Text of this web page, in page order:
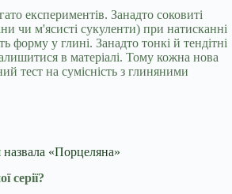
експериментів. Занадто соковиті
чи м'ясисті сукуленти) при натисканні
форму у глині. Занадто тонкі й тендітні
в матеріалі. Тому кожна нова
тест на сумісність з глиняними
«Порцеляна»
серії?